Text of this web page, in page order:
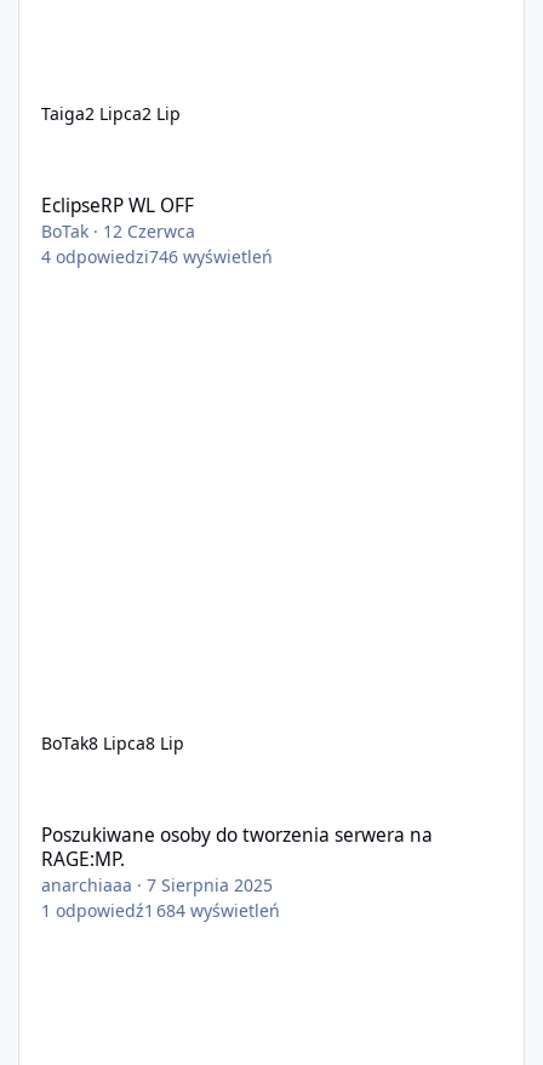
Taiga2 Lipca2 Lip
EclipseRP WL OFF
BoTak · 12 Czerwca
4 odpowiedzi746 wyświetleń
BoTak8 Lipca8 Lip
Poszukiwane osoby do tworzenia serwera na
RAGE:MP.
anarchiaaa ·7 Sierpnia 2025
1 odpowiedź1 684 wyświetleń